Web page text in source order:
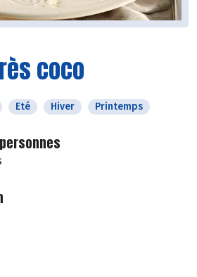
coco
Eté Hiver Printemps